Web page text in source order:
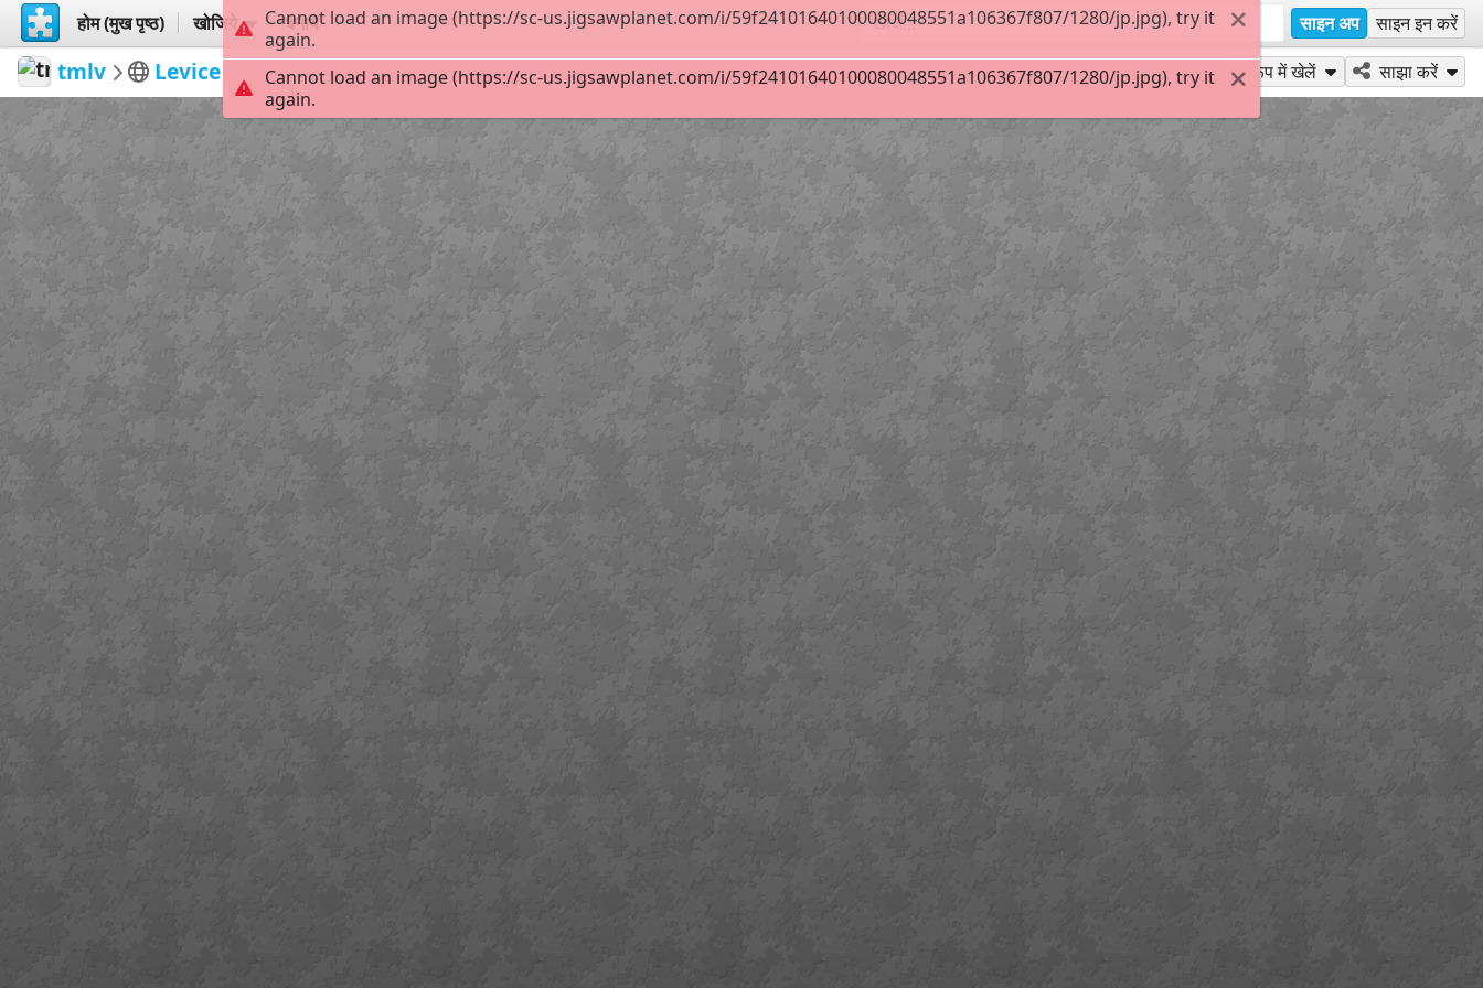
होम (मुख पृष्ठ) खोजिये बनायें साइन अप साइन इन करें
tmlv Levice Levice hrad 54 के रूप में खेलें साझा करें
Cannot load an image (https://sc-us.jigsawplanet.com/i/59f24101640100080048551a106367f807/1280/jp.jpg), try it
again.
Cannot load an image (https://sc-us.jigsawplanet.com/i/59f24101640100080048551a106367f807/1280/jp.jpg), try it
again.